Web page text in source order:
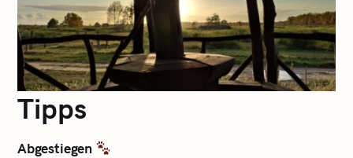
Tipps
Abgestiegen